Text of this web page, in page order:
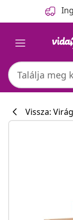
Vissza: